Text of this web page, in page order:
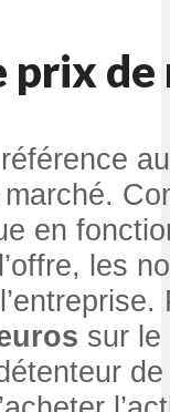
prix de
en
les
sur le